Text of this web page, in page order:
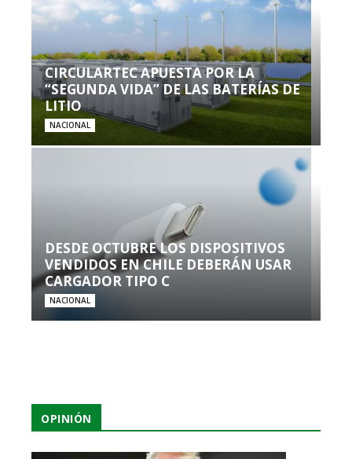
CIRCULARTEC APUESTA POR LA
“SEGUNDA VIDA” DE LAS BATERÍAS DE
LITIO
NACIONAL
DESDE OCTUBRE LOS DISPOSITIVOS
VENDIDOS EN CHILE DEBERÁN USAR
CARGADOR TIPO C
NACIONAL
OPINIÓN